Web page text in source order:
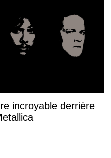
incroyable derrière